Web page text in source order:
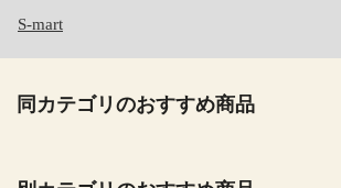
S-mart
同カテゴリのおすすめ商品